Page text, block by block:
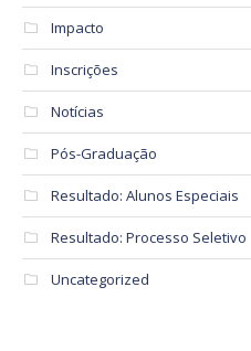
Impacto
Inscrições
Notícias
Pós-Graduação
Resultado: Alunos Especiais
Resultado: Processo Seletivo
Uncategorized